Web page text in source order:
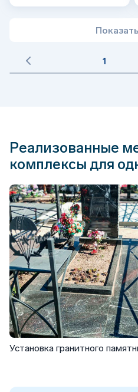
1
Реализованные
комплексы для
Установка гранитного